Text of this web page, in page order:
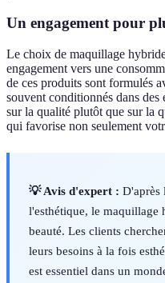
Un engagement pour
Le choix de maquillage
engagement vers une
de ces produits sont formulés
souvent conditionnés dans
sur la qualité plutôt que sur la
qui favorise non seulement
💡 Avis d'expert : D'après
l'esthétique, le maquillage
beauté. Les clients
leurs besoins à la fois
est essentiel dans un